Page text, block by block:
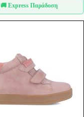
🚚 Express Παράδοση